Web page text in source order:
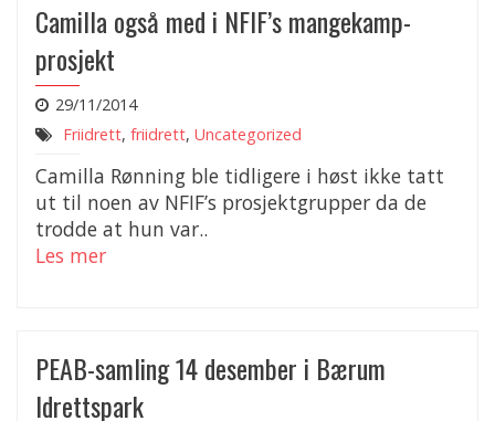
Camilla også med i NFIF’s mangekamp-
prosjekt
29/11/2014
Friidrett, friidrett, Uncategorized
Camilla Rønning ble tidligere i høst ikke tatt
ut til noen av NFIF’s prosjektgrupper da de
trodde at hun var..
Les mer
PEAB-samling 14 desember i Bærum
Idrettspark